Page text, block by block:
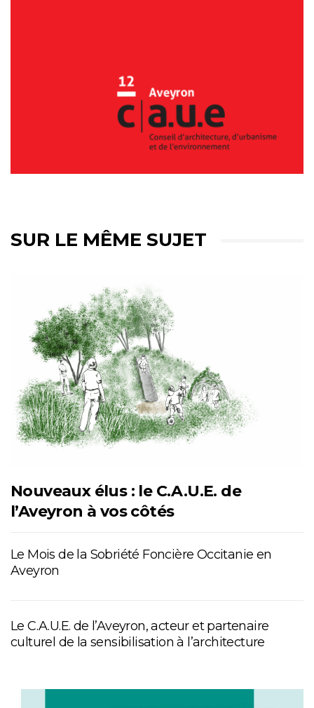
SUR LE MÊME SUJET
Nouveaux élus : le C.A.U.E. de
l’Aveyron à vos côtés
Le Mois de la Sobriété Foncière Occitanie en
Aveyron
Le C.A.U.E. de l’Aveyron, acteur et partenaire
culturel de la sensibilisation à l’architecture